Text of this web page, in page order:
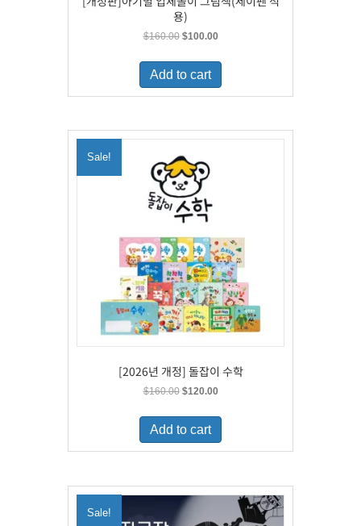
용)
$160.00 Original
was:
$160.00.
$100.00Current
is:
Add to cart
Sale!
[2026년 개정] 돌잡이 수학
$160.00 Original
was:
$160.00.
$120.00Current
is:
Add to cart
Sale!